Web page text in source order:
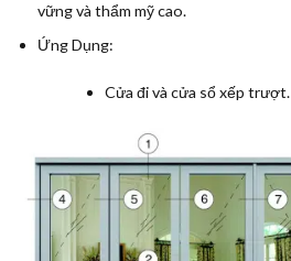
vững và thẩm mỹ cao.
Ứng Dụng:
Cửa đi và cửa sổ xếp trượt.